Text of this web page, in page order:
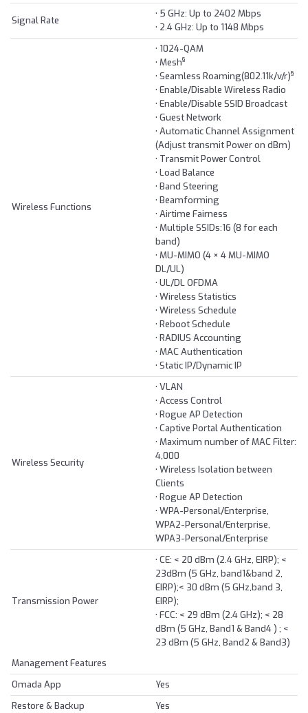
Signal Rate
• 5 GHz: Up to 2402 Mbps
• 2.4 GHz: Up to 1148 Mbps
Wireless Functions
• 1024-QAM
• Mesh§
• Seamless Roaming(802.11k/v/r)§
• Enable/Disable Wireless Radio
• Enable/Disable SSID Broadcast
• Guest Network
• Automatic Channel Assignment
(Adjust transmit Power on dBm)
• Transmit Power Control
• Load Balance
• Band Steering
• Beamforming
• Airtime Fairness
• Multiple SSIDs:16 (8 for each
band)
• MU-MIMO (4 × 4 MU-MIMO
DL/UL)
• UL/DL OFDMA
• Wireless Statistics
• Wireless Schedule
• Reboot Schedule
• RADIUS Accounting
• MAC Authentication
• Static IP/Dynamic IP
Wireless Security
• VLAN
• Access Control
• Rogue AP Detection
• Captive Portal Authentication
• Maximum number of MAC Filter:
4,000
• Wireless Isolation between
Clients
• Rogue AP Detection
• WPA-Personal/Enterprise,
WPA2-Personal/Enterprise,
WPA3-Personal/Enterprise
Transmission Power
• CE: < 20 dBm (2.4 GHz, EIRP); <
23dBm (5 GHz, band1&band 2,
EIRP);< 30 dBm (5 GHz,band 3,
EIRP);
• FCC: < 29 dBm (2.4 GHz); < 28
dBm (5 GHz, Band1 & Band4 ) ; <
23 dBm (5 GHz, Band2 & Band3)
Management Features
Omada App
Yes
Restore & Backup
Yes